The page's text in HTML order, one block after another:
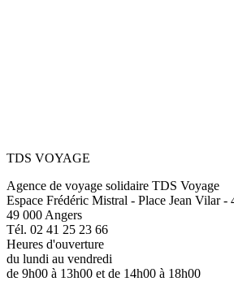
TDS VOYAGE
Agence de voyage solidaire TDS Voyage
Espace Frédéric Mistral - Place Jean Vilar -
49 000 Angers
Tél. 02 41 25 23 66
Heures d'ouverture
du lundi au vendredi
de 9h00 à 13h00 et de 14h00 à 18h00